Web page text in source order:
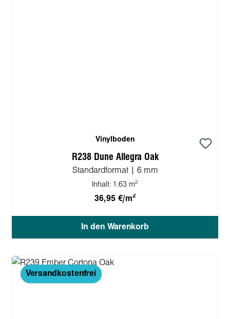
Vinylboden
R238 Dune Allegra Oak
Standardformat | 6 mm
Inhalt: 1.63 m2
36,95 €/m2
In den Warenkorb
Versandkostenfrei